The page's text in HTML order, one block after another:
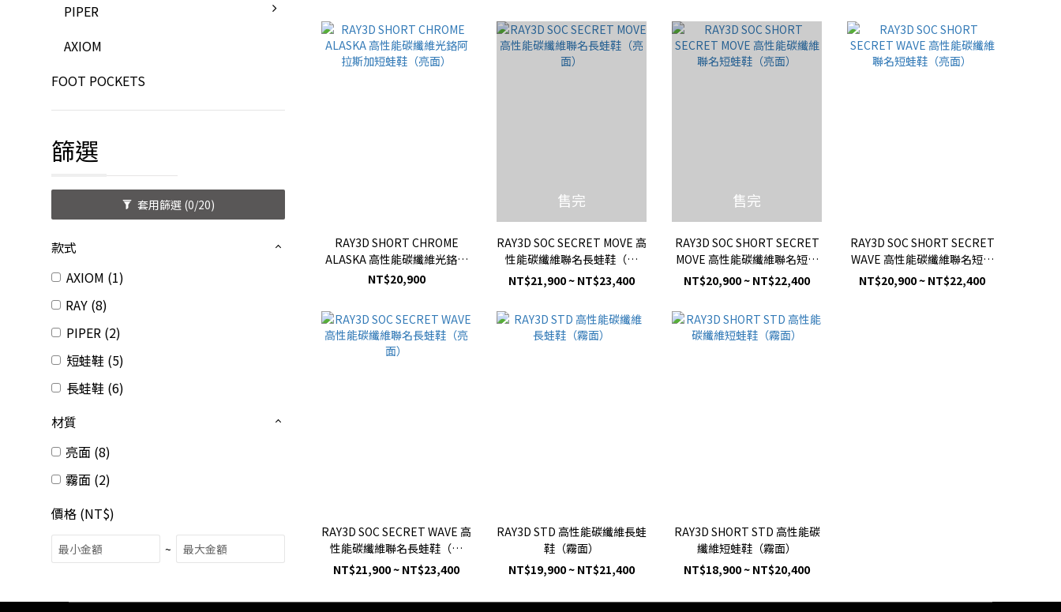
PIPER
AXIOM
FOOT POCKETS
篩選
套用篩選 (0/20)
款式
AXIOM (1)
RAY (8)
PIPER (2)
短蛙鞋 (5)
長蛙鞋 (6)
材質
亮面 (8)
霧面 (2)
價格 (NT$)
~
RAY3D SHORT CHROME
ALASKA 高性能碳纖維光鉻阿
拉斯加短蛙鞋（亮面）
NT$20,900
售完
RAY3D SOC SECRET MOVE 高
性能碳纖維聯名長蛙鞋（亮
面）
NT$21,900 ~ NT$23,400
售完
RAY3D SOC SHORT SECRET
MOVE 高性能碳纖維聯名短蛙
鞋（亮面）
NT$20,900 ~ NT$22,400
RAY3D SOC SHORT SECRET
WAVE 高性能碳纖維聯名短蛙
鞋（亮面）
NT$20,900 ~ NT$22,400
RAY3D SOC SECRET WAVE 高
性能碳纖維聯名長蛙鞋（亮
面）
NT$21,900 ~ NT$23,400
RAY3D STD 高性能碳纖維長蛙
鞋（霧面）
NT$19,900 ~ NT$21,400
RAY3D SHORT STD 高性能碳
纖維短蛙鞋（霧面）
NT$18,900 ~ NT$20,400